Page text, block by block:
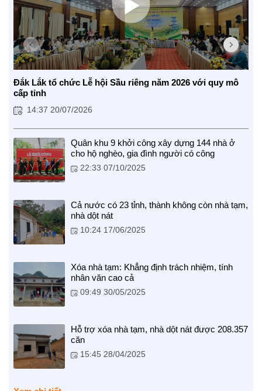
BẠN ĐỌC
Đắk Lắk tổ chức Lễ hội Sầu riêng năm 2026 với quy mô
cấp tỉnh
14:37 20/07/2026
Quân khu 9 khởi công xây dựng 144 nhà ở
cho hộ nghèo, gia đình người có công
22:33 07/10/2025
Cả nước có 23 tỉnh, thành không còn nhà tạm,
nhà dột nát
10:24 17/06/2025
Xóa nhà tạm: Khẳng định trách nhiệm, tính
nhân văn cao cả
09:49 30/05/2025
Hỗ trợ xóa nhà tạm, nhà dột nát được 208.357
căn
15:45 28/04/2025